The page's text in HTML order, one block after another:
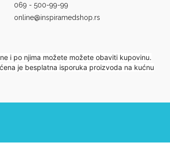
069 - 500-99-99
online@inspiramedshop.rs
i po njima možete možete obaviti kupovinu.
je besplatna isporuka proizvoda na kućnu